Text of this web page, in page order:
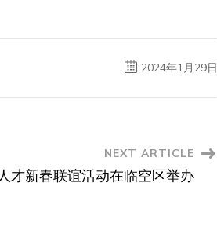
2024年1月29日
NEXT ARTICLE
才新春联谊活动在临空区举办